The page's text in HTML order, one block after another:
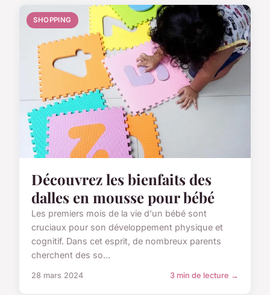
SHOPPING
Découvrez les bienfaits des
dalles en mousse pour bébé
Les premiers mois de la vie d'un bébé sont
cruciaux pour son développement physique et
cognitif. Dans cet esprit, de nombreux parents
cherchent des so...
28 mars 2024 3 min de lecture →